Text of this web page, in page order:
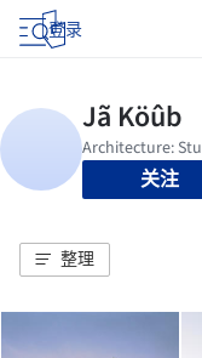
登录
关注
整理